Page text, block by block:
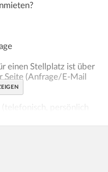
einen Stellplatz ist über
Seite (Anfrage/E-Mail
persönlich